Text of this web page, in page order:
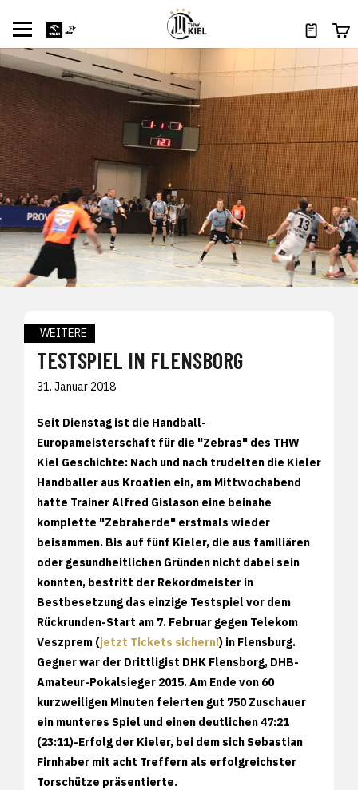
WEITERE
TESTSPIEL IN FLENSBORG
31. Januar 2018
Seit Dienstag ist die Handball-
Europameisterschaft für die "Zebras" des THW
Kiel Geschichte: Nach und nach trudelten die Kieler
Handballer aus Kroatien ein, am Mittwochabend
hatte Trainer Alfred Gislason eine beinahe
komplette "Zebraherde" erstmals wieder
beisammen. Bis auf fünf Kieler, die aus familiären
oder gesundheitlichen Gründen nicht dabei sein
konnten, bestritt der Rekordmeister in
Bestbesetzung das einzige Testspiel vor dem
Rückrunden-Start am 7. Februar gegen Telekom
Veszprem (jetzt Tickets sichern!) in Flensburg.
Gegner war der Drittligist DHK Flensborg, DHB-
Amateur-Pokalsieger 2015. Am Ende von 60
kurzweiligen Minuten feierten gut 750 Zuschauer
ein munteres Spiel und einen deutlichen 47:21
(23:11)-Erfolg der Kieler, bei dem sich Sebastian
Firnhaber mit acht Treffern als erfolgreichster
Torschütze präsentierte.